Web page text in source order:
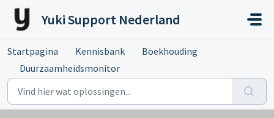
Doorgaan naar hoofdinhoud
Yuki Support Nederland
Startpagina Kennisbank
Boekhouding
Duurzaamheidsmonitor